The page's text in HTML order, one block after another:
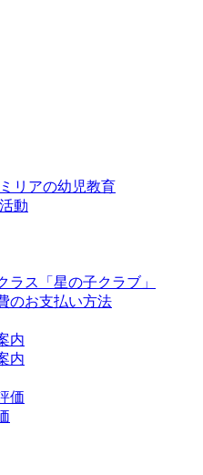
リアの幼児教育
動
ラス「星の子クラブ」
のお支払い方法
内
内
価